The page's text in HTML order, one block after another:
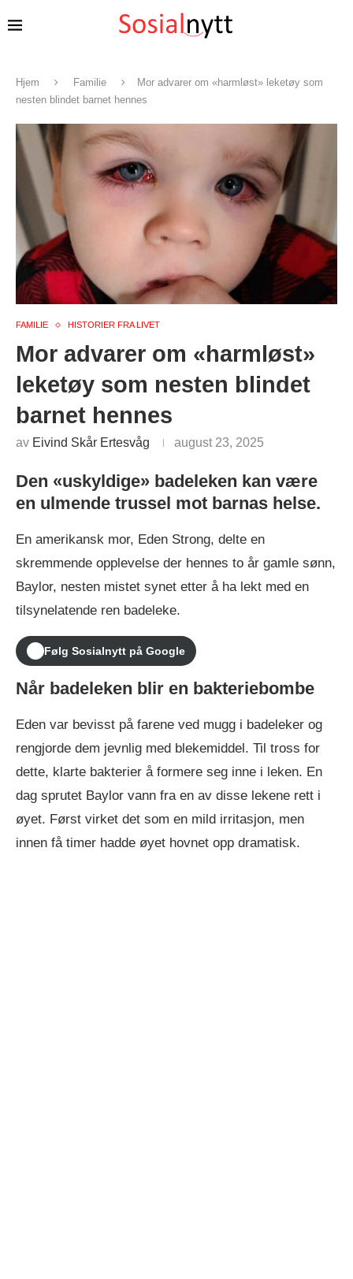
Hjem Familie
Mor advarer om «harmløst» leketøy som
nesten blindet barnet hennes
FAMILIE HISTORIER FRA LIVET
Mor advarer om «harmløst»
leketøy som nesten blindet
barnet hennes
av Eivind Skår Ertesvåg august 23, 2025
Den «uskyldige» badeleken kan være
en ulmende trussel mot barnas helse.
En amerikansk mor, Eden Strong, delte en
skremmende opplevelse der hennes to år gamle sønn,
Baylor, nesten mistet synet etter å ha lekt med en
tilsynelatende ren badeleke.
Følg Sosialnytt på Google
Når badeleken blir en bakteriebombe
Eden var bevisst på farene ved mugg i badeleker og
rengjorde dem jevnlig med blekemiddel. Til tross for
dette, klarte bakterier å formere seg inne i leken. En
dag sprutet Baylor vann fra en av disse lekene rett i
øyet. Først virket det som en mild irritasjon, men
innen få timer hadde øyet hovnet opp dramatisk.